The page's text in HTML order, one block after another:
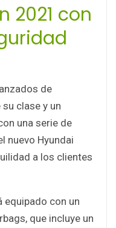
2021 con
de
clase y un
una serie de
nuevo Hyundai
a los clientes
equipado con un
que incluye un